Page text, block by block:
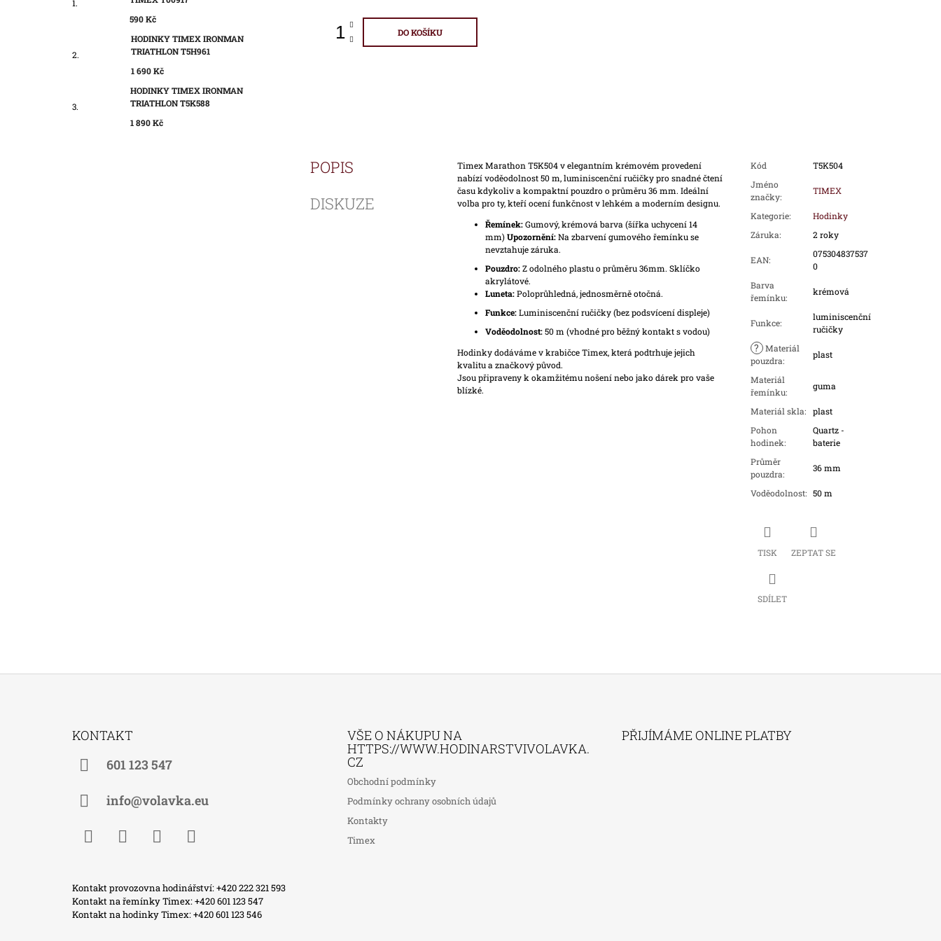
590 Kč
HODINKY TIMEX IRONMAN
TRIATHLON T5H961
1 690 Kč
HODINKY TIMEX IRONMAN
TRIATHLON T5K588
1 890 Kč
DO KOŠÍKU
POPIS
DISKUZE
Timex Marathon T5K504 v elegantním krémovém provedení
nabízí voděodolnost 50 m, luminiscenční ručičky pro snadné čtení
času kdykoliv a kompaktní pouzdro o průměru 36 mm. Ideální
volba pro ty, kteří ocení funkčnost v lehkém a moderním designu.
Řemínek:Gumový, krémová barva (šířka uchycení 14
mm)Upozornění:Na zbarvení gumového řemínku se
nevztahuje záruka.
Pouzdro:Z odolného plastu o průměru 36mm. Sklíčko
akrylátové.
Luneta:Poloprůhledná, jednosměrně otočná.
Funkce:Luminiscenční ručičky (bez podsvícení displeje)
Voděodolnost:50 m (vhodné pro běžný kontakt s vodou)
Hodinky dodáváme v krabičce Timex, která podtrhuje jejich
kvalitu a značkový původ.
Jsou připraveny k okamžitému nošení nebo jako dárek pro vaše
blízké.
Kód
T5K504
Jméno
značky:
TIMEX
Kategorie:
Hodinky
Záruka: 2 roky
EAN:
075304837537
0
Barva
řemínku:
krémová
Funkce:
luminiscenční
ručičky
? Materiál
pouzdra:
plast
Materiál
řemínku:
guma
Materiál skla:
plast
Pohon
hodinek:
Quartz -
baterie
Průměr
pouzdra:
36 mm
Voděodolnost: 50 m
TISK ZEPTAT SE
SDÍLET
KONTAKT
601 123 547
info@volavka.eu
VŠE O NÁKUPU NA
HTTPS://WWW.HODINARSTVIVOLAVKA.
CZ
Obchodní podmínky
Podmínky ochrany osobních údajů
Kontakty
Timex
PŘIJÍMÁME ONLINE PLATBY
Kontakt provozovna hodinářství: +420 222 321 593
Kontakt na řemínky Timex: +420 601 123 547
Kontakt na hodinky Timex: +420 601 123 546